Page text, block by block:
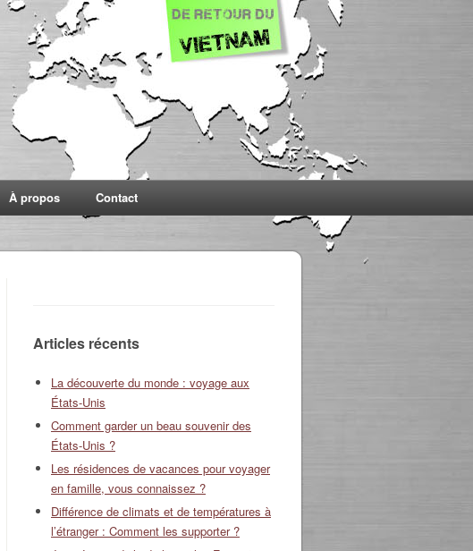
À propos Contact
Articles récents
La découverte du monde : voyage aux
États-Unis
Comment garder un beau souvenir des
États-Unis ?
Les résidences de vacances pour voyager
en famille, vous connaissez ?
Différence de climats et de températures à
l’étranger : Comment les supporter ?